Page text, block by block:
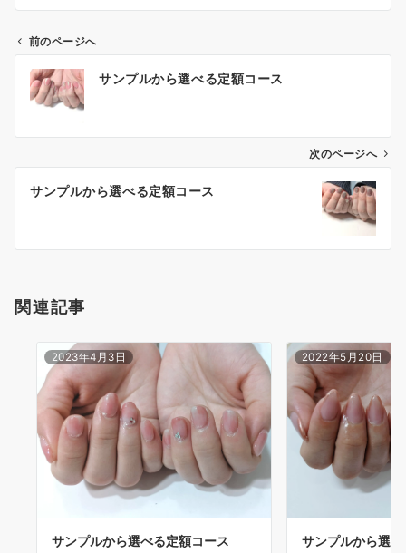
前のページへ
サンプルから選べる定額コース
次のページへ
サンプルから選べる定額コース
関連記事
2023年4月3日
サンプルから選べる定額コース
2022年5月20日
サンプルから選